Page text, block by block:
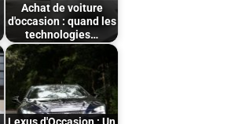
Achat de voiture
d'occasion : quand les
technologies…